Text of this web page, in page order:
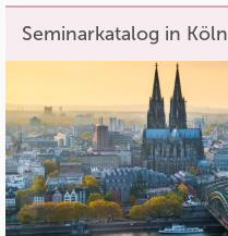
Seminarkatalog in Köln